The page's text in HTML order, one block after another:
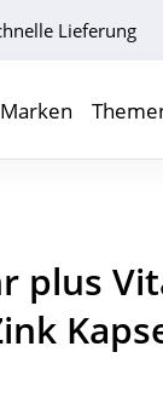
Lieferung
Marken
plus